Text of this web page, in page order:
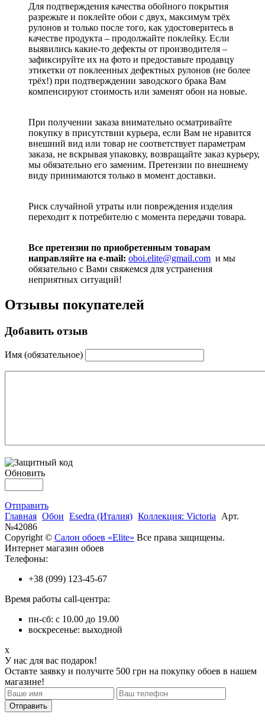
Для подтверждения качества обойного покрытия
разрежьте и поклейте обои с двух, максимум трёх
рулонов и только после того, как удостоверитесь в
качестве продукта – продолжайте поклейку. Если
выявились какие-то дефекты от производителя –
зафиксируйте их на фото и предоставьте продавцу
этикетки от поклеенных дефектных рулонов (не более
трёх!) при подтверждении заводского брака Вам
компенсируют стоимость или заменят обои на новые.
При получении заказа внимательно осматривайте
покупку в присутствии курьера, если Вам не нравится
внешний вид или товар не соответствует параметрам
заказа, не вскрывая упаковку, возвращайте заказ курьеру,
мы обязательно его заменим. Претензии по внешнему
виду принимаются только в момент доставки.
Риск случайной утраты или повреждения изделия
переходит к потребителю с момента передачи товара.
Все претензии по приобретенным товарам
направляйте на e-mail: oboi.elite@gmail.com и мы
обязательно с Вами свяжемся для устранения
неприятных ситуаций!
Отзывы покупателей
Добавить отзыв
Имя (обязательное)
Обновить
Отправить
Главная Обои Esedra (Италия) Коллекция: Victoria
Арт.
№42086
Copyright © Салон обоев «Elite» Все права защищены.
Интернет магазин обоев
Телефоны:
+38 (099) 123-45-67
Время работы call-центра:
пн-сб: с 10.00 до 19.00
воскресенье: выходной
x
У нас для вас подарок!
Оставте заявку и получите 500 грн на покупку обоев в нашем
магазине!